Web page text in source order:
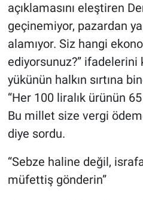
açıklamasını eleştiren
geçinemiyor, pazardan
alamıyor. Siz hangi
ediyorsunuz?” ifadelerini
yükünün halkın sırtına
“Her 100 liralık ürünün
Bu millet size vergi
diye sordu.
“Sebze haline değil,
müfettiş gönderin”